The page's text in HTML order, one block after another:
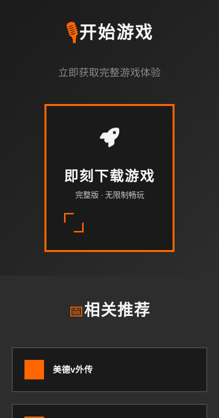
🎙️开始游戏
立即获取完整游戏体验
即刻下载游戏
完整版 · 无限制畅玩
📅相关推荐
美德v外传